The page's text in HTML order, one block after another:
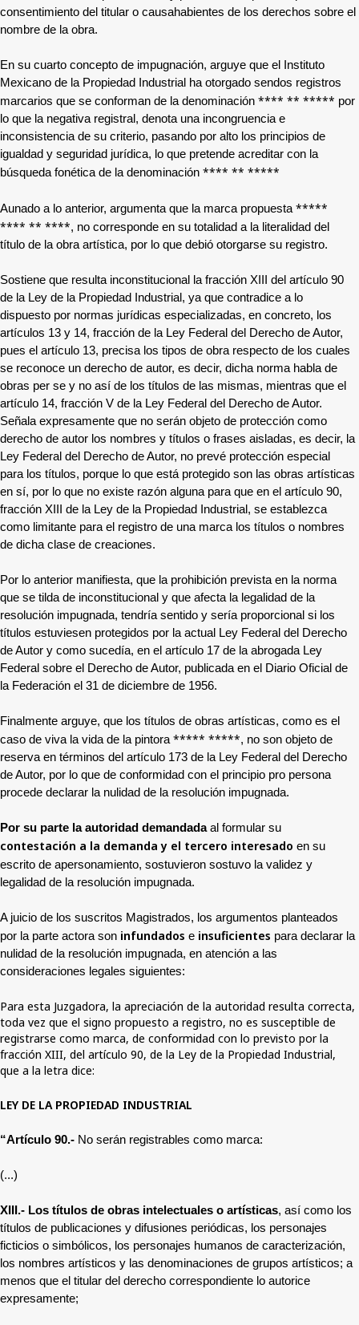
consentimiento del titular o causahabientes de los derechos sobre el
nombre de la obra.
En su cuarto concepto de impugnación, arguye que el Instituto
Mexicano de la Propiedad Industrial ha otorgado sendos registros
marcarios que se conforman de la denominación **** ** ***** por
lo que la negativa registral, denota una incongruencia e
inconsistencia de su criterio, pasando por alto los principios de
igualdad y seguridad jurídica, lo que pretende acreditar con la
búsqueda fonética de la denominación **** ** *****
Aunado a lo anterior, argumenta que la marca propuesta *****
**** ** ****, no corresponde en su totalidad a la literalidad del
título de la obra artística, por lo que debió otorgarse su registro.
Sostiene que resulta inconstitucional la fracción XIII del artículo 90
de la Ley de la Propiedad Industrial, ya que contradice a lo
dispuesto por normas jurídicas especializadas, en concreto, los
artículos 13 y 14, fracción de la Ley Federal del Derecho de Autor,
pues el artículo 13, precisa los tipos de obra respecto de los cuales
se reconoce un derecho de autor, es decir, dicha norma habla de
obras per se y no así de los títulos de las mismas, mientras que el
artículo 14, fracción V de la Ley Federal del Derecho de Autor.
Señala expresamente que no serán objeto de protección como
derecho de autor los nombres y títulos o frases aisladas, es decir, la
Ley Federal del Derecho de Autor, no prevé protección especial
para los títulos, porque lo que está protegido son las obras artísticas
en sí, por lo que no existe razón alguna para que en el artículo 90,
fracción XIII de la Ley de la Propiedad Industrial, se establezca
como limitante para el registro de una marca los títulos o nombres
de dicha clase de creaciones.
Por lo anterior manifiesta, que la prohibición prevista en la norma
que se tilda de inconstitucional y que afecta la legalidad de la
resolución impugnada, tendría sentido y sería proporcional si los
títulos estuviesen protegidos por la actual Ley Federal del Derecho
de Autor y como sucedía, en el artículo 17 de la abrogada Ley
Federal sobre el Derecho de Autor, publicada en el Diario Oficial de
la Federación el 31 de diciembre de 1956.
Finalmente arguye, que los títulos de obras artísticas, como es el
caso de viva la vida de la pintora ***** *****, no son objeto de
reserva en términos del artículo 173 de la Ley Federal del Derecho
de Autor, por lo que de conformidad con el principio pro persona
procede declarar la nulidad de la resolución impugnada.
Por su parte la autoridad demandadaal formular su
contestación a la demanda y el tercero interesado en su
escrito de apersonamiento, sostuvieron sostuvo la validez y
legalidad de la resolución impugnada.
A juicio de los suscritos Magistrados, los argumentos planteados
por la parte actora son infundados e insuficientes para declarar la
nulidad de la resolución impugnada, en atención a las
consideraciones legales siguientes:
Para esta Juzgadora, la apreciación de la autoridad resulta correcta,
toda vez que el signo propuesto a registro, no es susceptible de
registrarse como marca, de conformidad con lo previsto por la
fracción XIII, del artículo 90, de la Ley de la Propiedad Industrial,
que a la letra dice:
LEY DE LA PROPIEDAD INDUSTRIAL
“Artículo 90.- No serán registrables como marca:
(...)
XIII.- Los títulos de obras intelectuales o artísticas, así como los
títulos de publicaciones y difusiones periódicas, los personajes
ficticios o simbólicos, los personajes humanos de caracterización,
los nombres artísticos y las denominaciones de grupos artísticos; a
menos que el titular del derecho correspondiente lo autorice
expresamente;